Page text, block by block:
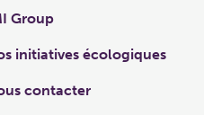
Group
initiatives écologiques
contacter